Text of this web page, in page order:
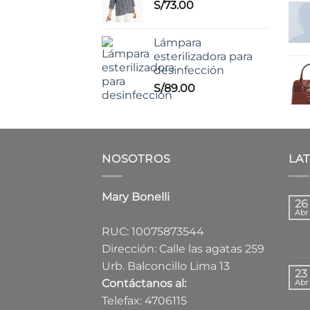
S/73.00
Lámpara
esterilizadora para
desinfección
S/89.00
NOSOTROS
Mary Bonelli
RUC: 10075873544
Dirección: Calle las agatas 259
Urb. Balconcillo Lima 13
Contáctanos al:
Telefax: 4706115
26
Abr
23
Abr